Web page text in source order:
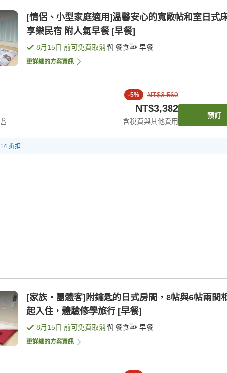
[情侶、小型家庭適用]溫馨安心的寬敞帖和室日式
享樂民宿 附人氣早餐 [早餐]
8月15日 前可免費取消 餐食 早餐
更詳細的方案資訊
-5% NT$3,560
NT$3,382
含稅費與其他費用
預訂
折扣
[家族・團體客]附鑰匙的日式房間，8帖與6帖兩間
起入住，體驗修學旅行 [早餐]
8月15日 前可免費取消 餐食 早餐
更詳細的方案資訊